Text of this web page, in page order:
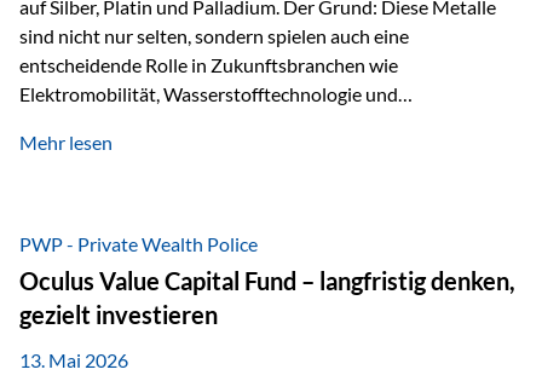
auf Silber, Platin und Palladium. Der Grund: Diese Metalle
sind nicht nur selten, sondern spielen auch eine
entscheidende Rolle in Zukunftsbranchen wie
Elektromobilität, Wasserstofftechnologie und
Faktoren für Investoren – begrenztes Angebot und
klassischer „Sicherheitsanker“ gilt, bieten Silber, Platin und
Palladium zusätzlich die Chance, von technologischen
Entwicklungen zu profitieren. Die Nachfrage entsteht nicht
nur durch Anleger, sondern vor allem durch die Industrie.
Gerade in…
Mehr lesen
PWP - Private Wealth Police
Oculus Value Capital Fund – langfristig denken,
gezielt investieren
13. Mai 2026